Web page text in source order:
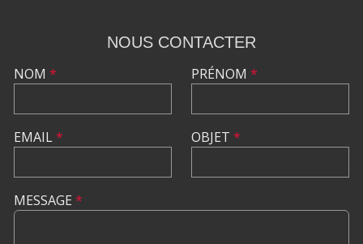
NOUS CONTACTER
NOM *
EMAIL*
PRÉNOM *
OBJET *
MESSAGE *